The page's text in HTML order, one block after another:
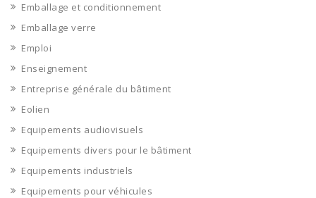
Emballage et conditionnement
Emballage verre
Emploi
Enseignement
Entreprise générale du bâtiment
Eolien
Equipements audiovisuels
Equipements divers pour le bâtiment
Equipements industriels
Equipements pour véhicules